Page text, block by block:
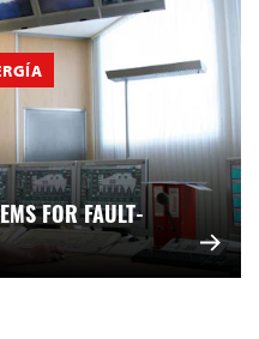
FOR FAULT-